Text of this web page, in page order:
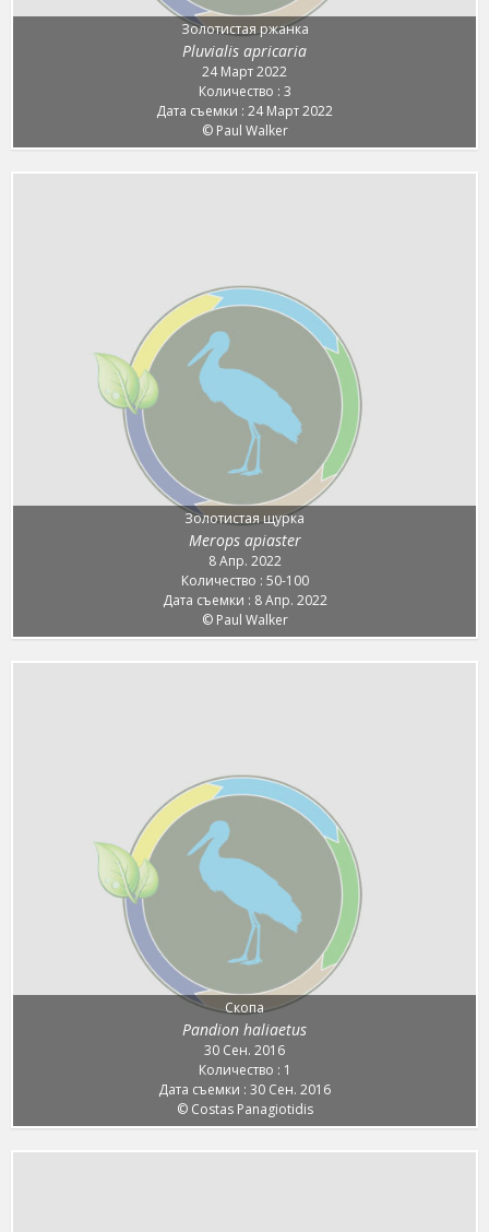
Золотистая ржанка
Pluvialis apricaria
24 Март 2022
Количество : 3
Дата съемки : 24 Март 2022
© Paul Walker
Золотистая щурка
Merops apiaster
8 Апр. 2022
Количество : 50-100
Дата съемки : 8 Апр. 2022
© Paul Walker
Скопа
Pandion haliaetus
30 Сен. 2016
Количество : 1
Дата съемки : 30 Сен. 2016
© Costas Panagiotidis